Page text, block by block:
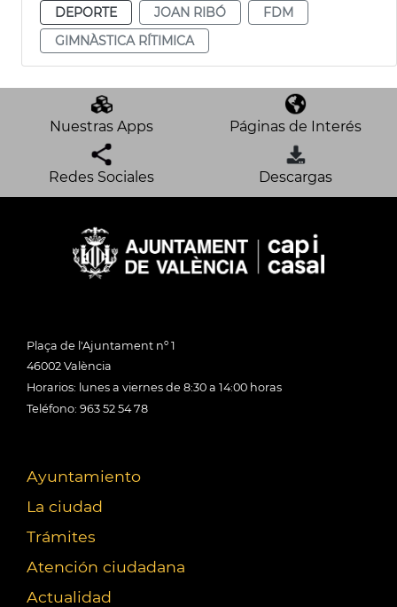
DEPORTE
JOAN RIBÓ
FDM
GIMNÀSTICA RÍTIMICA
Nuestras Apps Páginas de Interés
Redes Sociales Descargas
Plaça de l'Ajuntament nº 1
46002 València
Horarios: lunes a viernes de 8:30 a 14:00 horas
Teléfono: 963 52 54 78
Ayuntamiento
La ciudad
Trámites
Atención ciudadana
Actualidad